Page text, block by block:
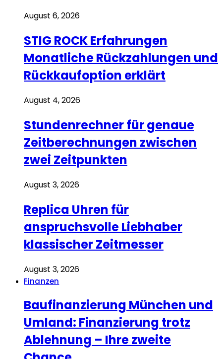
August 6, 2026
STIG ROCK Erfahrungen
Monatliche Rückzahlungen und
Rückkaufoption erklärt
August 4, 2026
Stundenrechner für genaue
Zeitberechnungen zwischen
zwei Zeitpunkten
August 3, 2026
Replica Uhren für
anspruchsvolle Liebhaber
klassischer Zeitmesser
August 3, 2026
Finanzen
Baufinanzierung München und
Umland: Finanzierung trotz
Ablehnung – Ihre zweite